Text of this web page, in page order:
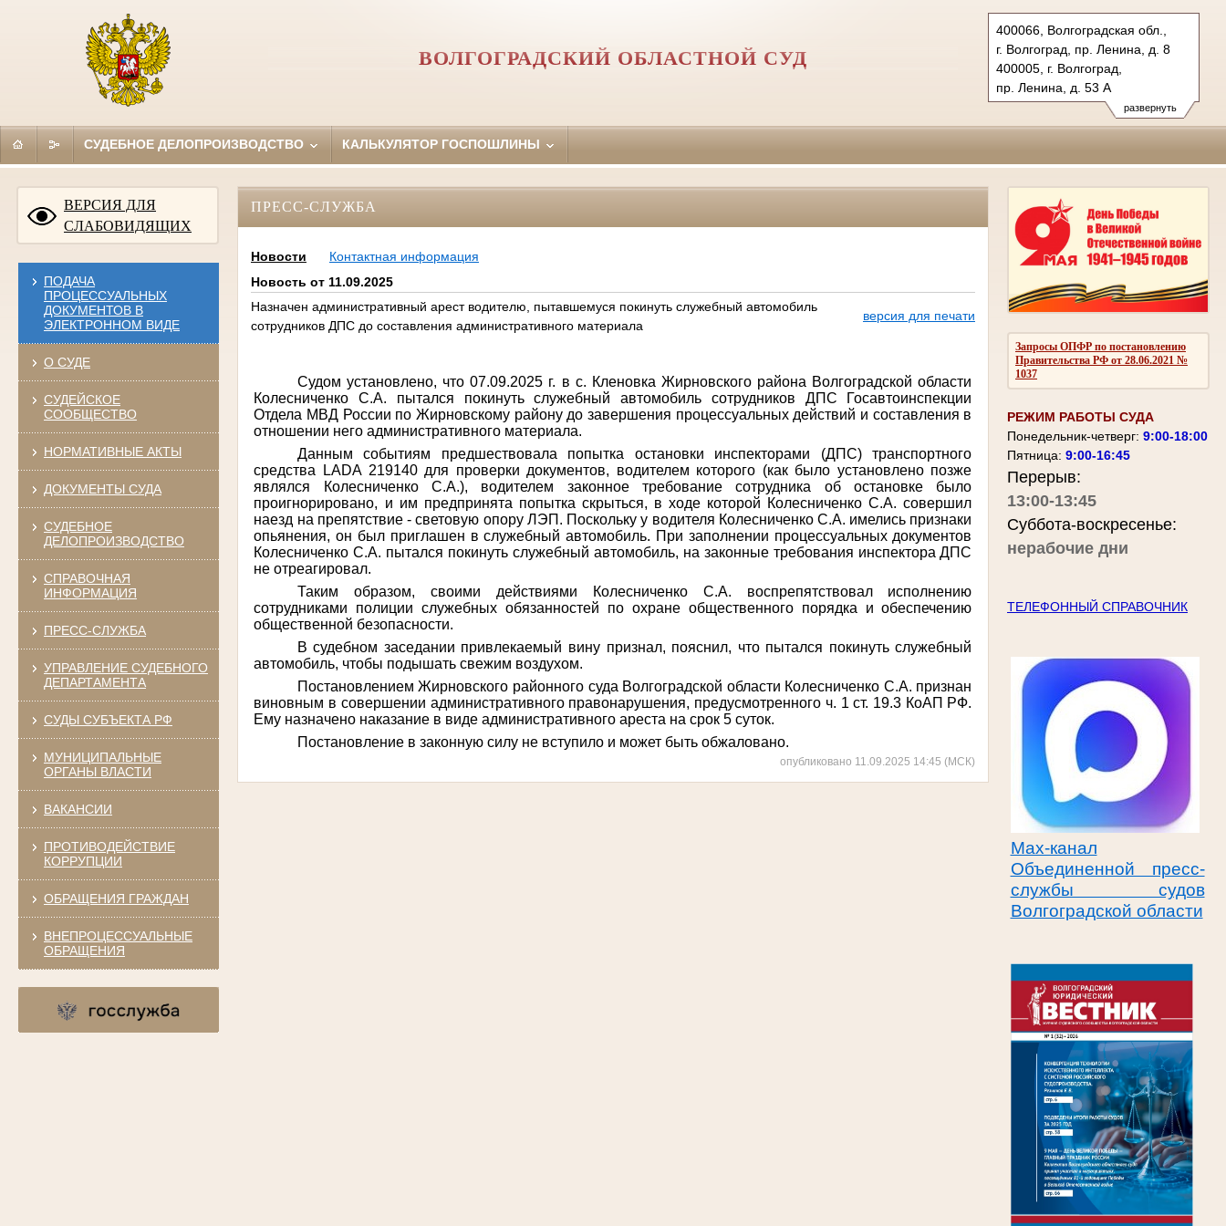
развернуть
400066, Волгоградская обл.,
г. Волгоград, пр. Ленина, д. 8
400005, г. Волгоград,
пр. Ленина, д. 53 А
Тел.: (8442) 38-21-98, 23-87-44
oblsud.vol@sudrf.ru
ВОЛГОГРАДСКИЙ ОБЛАСТНОЙ СУД
СУДЕБНОЕ ДЕЛОПРОИЗВОДСТВО КАЛЬКУЛЯТОР ГОСПОШЛИНЫ
ВЕРСИЯ ДЛЯ
СЛАБОВИДЯЩИХ
ПОДАЧА
ПРОЦЕССУАЛЬНЫХ
ДОКУМЕНТОВ В
ЭЛЕКТРОННОМ ВИДЕ
О СУДЕ
СУДЕЙСКОЕ
СООБЩЕСТВО
НОРМАТИВНЫЕ АКТЫ
ДОКУМЕНТЫ СУДА
СУДЕБНОЕ
ДЕЛОПРОИЗВОДСТВО
СПРАВОЧНАЯ
ИНФОРМАЦИЯ
ПРЕСС-СЛУЖБА
УПРАВЛЕНИЕ СУДЕБНОГО
ДЕПАРТАМЕНТА
СУДЫ СУБЪЕКТА РФ
МУНИЦИПАЛЬНЫЕ
ОРГАНЫ ВЛАСТИ
ВАКАНСИИ
ПРОТИВОДЕЙСТВИЕ
КОРРУПЦИИ
ОБРАЩЕНИЯ ГРАЖДАН
ВНЕПРОЦЕССУАЛЬНЫЕ
ОБРАЩЕНИЯ
Запросы ОПФР по постановлению
Правительства РФ от 28.06.2021 №
1037
РЕЖИМ РАБОТЫ СУДА
Понедельник-четверг: 9:00-18:00
Пятница: 9:00-16:45
Перерыв:
13:00-13:45
Суббота-воскресенье:
нерабочие дни
ТЕЛЕФОННЫЙ СПРАВОЧНИК
Max-канал
Объединенной пресс-
службы судов
Волгоградской области
ПРЕСС-СЛУЖБА
Новости
Контактная информация
Новость от 11.09.2025
Назначен административный арест водителю, пытавшемуся покинуть служебный автомобиль
сотрудников ДПС до составления административного материала
версия для печати
Судом установлено, что 07.09.2025 г. в с. Кленовка Жирновского района Волгоградской области
Колесниченко С.А. пытался покинуть служебный автомобиль сотрудников ДПС Госавтоинспекции
Отдела МВД России по Жирновскому району до завершения процессуальных действий и составления в
отношении него административного материала.
Данным событиям предшествовала попытка остановки инспекторами (ДПС) транспортного
средства LADA 219140 для проверки документов, водителем которого (как было установлено позже
являлся Колесниченко С.А.), водителем законное требование сотрудника об остановке было
проигнорировано, и им предпринята попытка скрыться, в ходе которой Колесниченко С.А. совершил
наезд на препятствие - световую опору ЛЭП. Поскольку у водителя Колесниченко С.А. имелись признаки
опьянения, он был приглашен в служебный автомобиль. При заполнении процессуальных документов
Колесниченко С.А. пытался покинуть служебный автомобиль, на законные требования инспектора ДПС
не отреагировал.
Таким образом, своими действиями Колесниченко С.А. воспрепятствовал исполнению
сотрудниками полиции служебных обязанностей по охране общественного порядка и обеспечению
общественной безопасности.
В судебном заседании привлекаемый вину признал, пояснил, что пытался покинуть служебный
автомобиль, чтобы подышать свежим воздухом.
Постановлением Жирновского районного суда Волгоградской области Колесниченко С.А. признан
виновным в совершении административного правонарушения, предусмотренного ч. 1 ст. 19.3 КоАП РФ.
Ему назначено наказание в виде административного ареста на срок 5 суток.
Постановление в законную силу не вступило и может быть обжаловано.
опубликовано 11.09.2025 14:45 (МСК)